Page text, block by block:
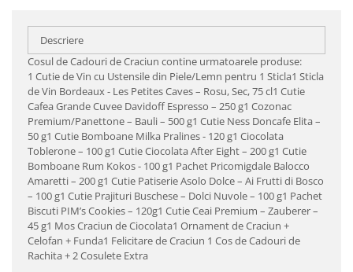
Descriere
Cosul de Cadouri de Craciun contine urmatoarele produse:
1 Cutie de Vin cu Ustensile din Piele/Lemn pentru 1 Sticla1 Sticla
de Vin Bordeaux - Les Petites Caves – Rosu, Sec, 75 cl1 Cutie
Cafea Grande Cuvee Davidoff Espresso – 250 g1 Cozonac
Premium/Panettone – Bauli – 500 g1 Cutie Ness Doncafe Elita –
50 g1 Cutie Bomboane Milka Pralines - 120 g1 Ciocolata
Toblerone – 100 g1 Cutie Ciocolata After Eight – 200 g1 Cutie
Bomboane Rum Kokos - 100 g1 Pachet Pricomigdale Balocco
Amaretti – 200 g1 Cutie Patiserie Asolo Dolce – Ai Frutti di Bosco
– 100 g1 Cutie Prajituri Buschese – Dolci Nuvole – 100 g1 Pachet
Biscuti PIM’s Cookies – 120g1 Cutie Ceai Premium – Zauberer –
45 g1 Mos Craciun de Ciocolata1 Ornament de Craciun +
Celofan + Funda1 Felicitare de Craciun 1 Cos de Cadouri de
Rachita + 2 Cosulete Extra